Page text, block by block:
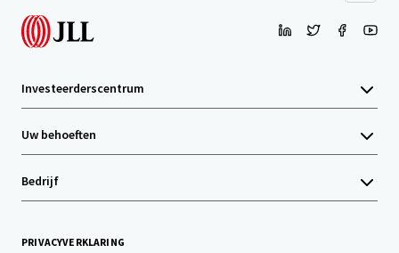
Investeerderscentrum
Uw behoeften
Bedrijf
PRIVACYVERKLARING